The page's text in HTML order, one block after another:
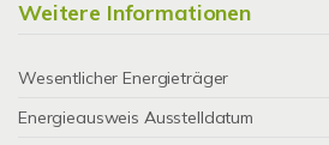
Weitere Informationen
Wesentlicher Energieträger
Energieausweis Ausstelldatum